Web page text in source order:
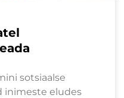
sotsiaalse
inimeste eludes